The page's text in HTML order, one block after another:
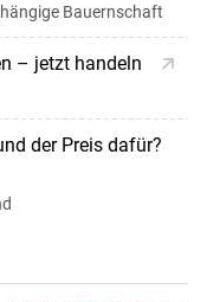
Bauernschaft
– jetzt handeln
der Preis dafür?